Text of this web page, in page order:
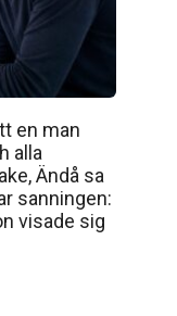
en man
alla
Ändå sa
sanningen:
visade sig